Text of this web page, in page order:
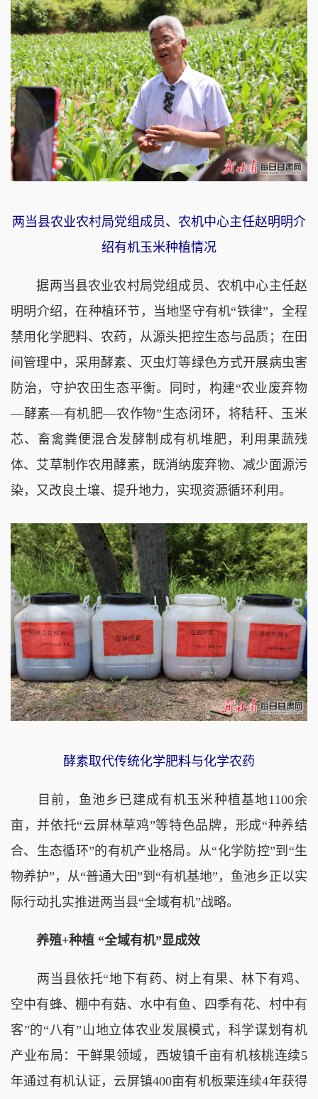
两当县农业农村局党组成员、农机中心主任赵明明介
绍有机玉米种植情况
据两当县农业农村局党组成员、农机中心主任赵
明明介绍，在种植环节，当地坚守有机“铁律”，全程
禁用化学肥料、农药，从源头把控生态与品质；在田
间管理中，采用酵素、灭虫灯等绿色方式开展病虫害
防治，守护农田生态平衡。同时，构建“农业废弃物
—酵素—有机肥—农作物”生态闭环，将秸秆、玉米
芯、畜禽粪便混合发酵制成有机堆肥，利用果蔬残
体、艾草制作农用酵素，既消纳废弃物、减少面源污
染，又改良土壤、提升地力，实现资源循环利用。
酵素取代传统化学肥料与化学农药
目前，鱼池乡已建成有机玉米种植基地1100余
亩，并依托“云屏林草鸡”等特色品牌，形成“种养结
合、生态循环”的有机产业格局。从“化学防控”到“生
物养护”，从“普通大田”到“有机基地”，鱼池乡正以实
际行动扎实推进两当县“全域有机”战略。
养殖+种植 “全域有机”显成效
两当县依托“地下有药、树上有果、林下有鸡、
空中有蜂、棚中有菇、水中有鱼、四季有花、村中有
客”的“八有”山地立体农业发展模式，科学谋划有机
产业布局：干鲜果领域，西坡镇千亩有机核桃连续5
年通过有机认证，云屏镇400亩有机板栗连续4年获得